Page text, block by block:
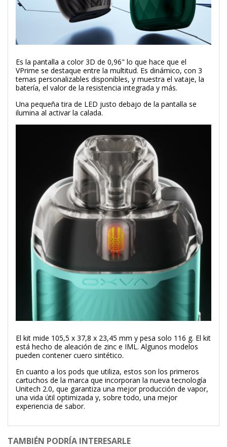
Es la pantalla a color 3D de 0,96" lo que hace que el
VPrime se destaque entre la multitud. Es dinámico, con 3
temas personalizables disponibles, y muestra el vataje, la
batería, el valor de la resistencia integrada y más.
Una pequeña tira de LED justo debajo de la pantalla se
ilumina al activar la calada.
El kit mide 105,5 x 37,8 x 23,45 mm y pesa solo 116 g. El kit
está hecho de aleación de zinc e IML. Algunos modelos
pueden contener cuero sintético.
En cuanto a los pods que utiliza, estos son los primeros
cartuchos de la marca que incorporan la nueva tecnología
Unitech 2.0, que garantiza una mejor producción de vapor,
una vida útil optimizada y, sobre todo, una mejor
experiencia de sabor.
TAMBIÉN PODRÍA INTERESARLE